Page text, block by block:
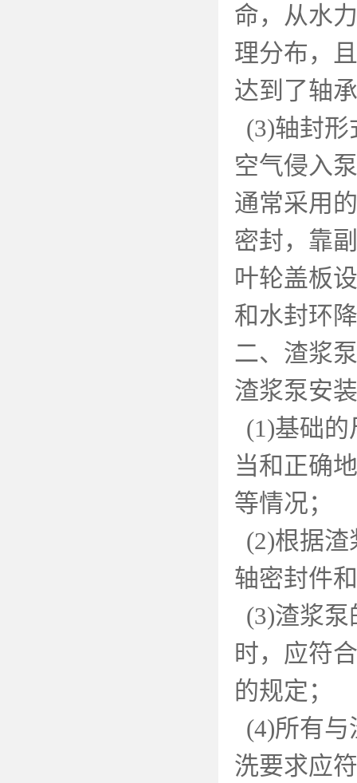
命，从水
理分布，
达到了轴
(3)轴封形
空气侵入
通常采用
密封，靠
叶轮盖板
和水封环
二、渣浆
渣浆泵安
(1)基础的
当和正确
等情况；
(2)根据渣
轴密封件
(3)渣浆泵
时，应符
的规定；
(4)所有
洗要求应